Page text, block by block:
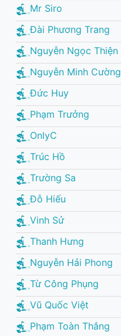
Mr Siro
Đài Phương Trang
Nguyễn Ngọc Thiện
Nguyễn Minh Cường
Đức Huy
Phạm Trưởng
OnlyC
Trúc Hồ
Trường Sa
Đỗ Hiếu
Vinh Sử
Thanh Hưng
Nguyễn Hải Phong
Từ Công Phụng
Vũ Quốc Việt
Phạm Toàn Thắng